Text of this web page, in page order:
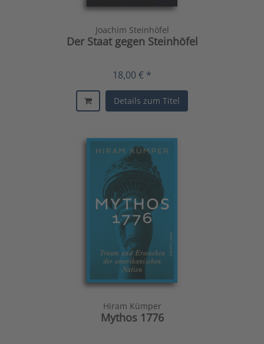
Joachim Steinhöfel
Der Staat gegen Steinhöfel
18,00 € *
Details zum Titel
Hiram Kümper
Mythos 1776